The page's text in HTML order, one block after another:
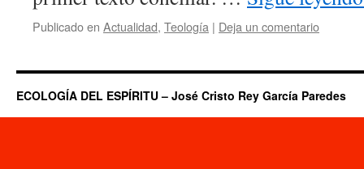
Publicado en Actualidad, Teología | Deja un comentario
ECOLOGÍA DEL ESPÍRITU – José Cristo Rey García Paredes